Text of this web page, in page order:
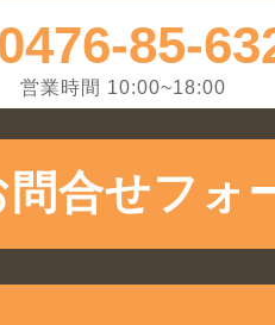
85-
営業時間 10:00~18:00
問合せフォ